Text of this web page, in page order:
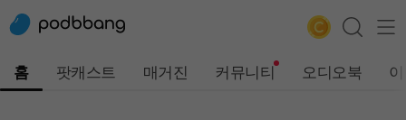
홈 팟캐스트 매거진 커뮤니티 오디오북